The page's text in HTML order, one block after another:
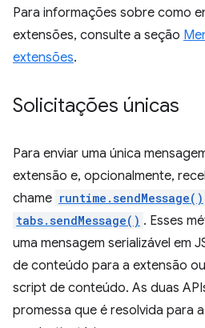
Para informações sobre como
extensões, consulte a seção
extensões.
Solicitações únicas
Para enviar uma única
extensão e, opcionalmente,
chame runtime.sendMessage()
tabs.sendMessage() . Esses
uma mensagem serializável em
de conteúdo para a extensão
script de conteúdo. As duas
promessa que é resolvida para